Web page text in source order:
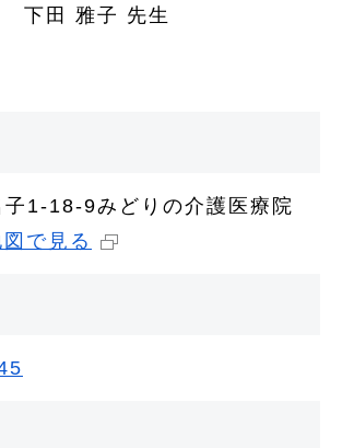
下田 雅子 先生
子1-18-9みどりの介護医療院
で見る